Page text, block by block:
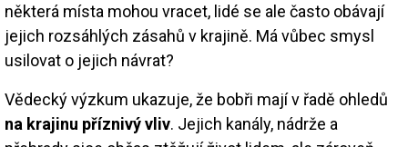
některá místa mohou vracet, lidé se ale často obávají
jejich rozsáhlých zásahů v krajině. Má vůbec smysl
usilovat o jejich návrat?
Vědecký výzkum ukazuje, že bobři mají v řadě ohledů
na krajinu příznivý vliv. Jejich kanály, nádrže a